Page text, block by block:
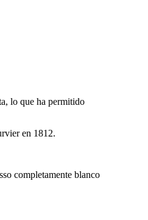
lo que ha permitido
en 1812.
completamente blanco